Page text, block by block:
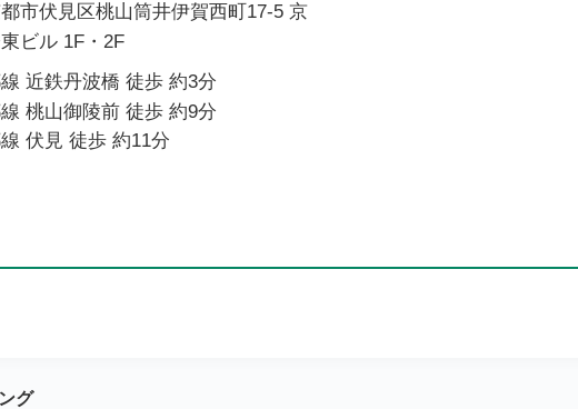
市伏見区桃山筒井伊賀西町17-5 京
ビル 1F・2F
近鉄丹波橋 徒歩 約3分
桃山御陵前 徒歩 約9分
伏見 徒歩 約11分
グ